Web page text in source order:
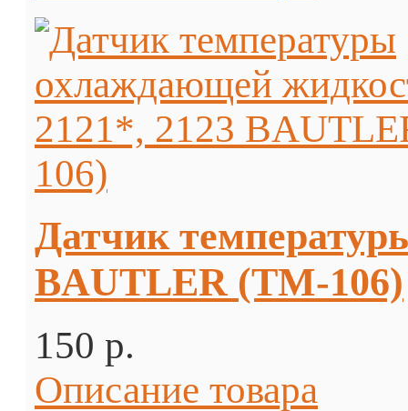
Датчик
BAUTLER (TM-106)
150 p.
Описание товара